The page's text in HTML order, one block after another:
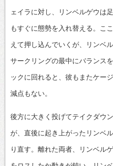
ェイラに対し、リンベルゲウは
もすぐに態勢を入れ替える。こ
えて押し込んでいくが、リンベ
サークリングの最中にバランス
ックに回れると、彼もまたケー
減点もない。
後方に大きく投げてテイクダウ
が、直後に起き上がったリンベ
り直す。離れた両者、リンベル